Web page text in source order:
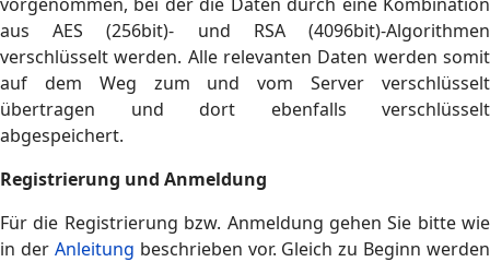
aus AES (256bit)- und RSA (4096bit)-Algorithmen
verschlüsselt werden. Alle relevanten Daten werden somit
auf dem Weg zum und vom Server verschlüsselt
übertragen und dort ebenfalls verschlüsselt
abgespeichert.
Registrierung und Anmeldung
Für die Registrierung bzw. Anmeldung gehen Sie bitte wie
in der Anleitung beschrieben vor. Gleich zu Beginn werden